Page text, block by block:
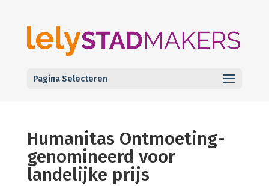
Pagina Selecteren
Humanitas Ontmoeting-
genomineerd voor
landelijke prijs